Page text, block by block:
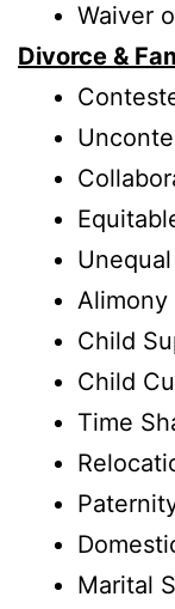
Waiver
Divorce &
Alimony
Child
Child
Time
Marital